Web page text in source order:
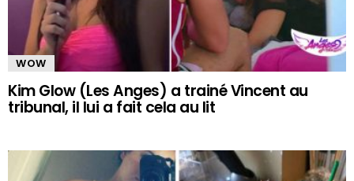
WOW
Kim Glow (Les Anges) a trainé Vincent au
tribunal, il lui a fait cela au lit